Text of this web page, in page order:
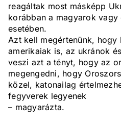
reagáltak most másképp
korábban a magyarok
esetében.
Azt kell megértenünk, hogy
amerikaiak is, az ukránok
veszi azt a tényt, hogy az
megengedni, hogy
közel, katonailag
fegyverek legyenek
– magyarázta.